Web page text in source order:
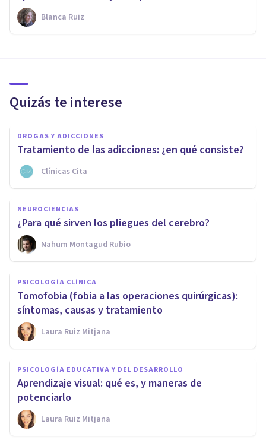
Blanca Ruiz
Quizás te interese
DROGAS Y ADICCIONES
Tratamiento de las adicciones: ¿en qué consiste?
Clínicas Cita
NEUROCIENCIAS
¿Para qué sirven los pliegues del cerebro?
Nahum Montagud Rubio
PSICOLOGÍA CLÍNICA
Tomofobia (fobia a las operaciones quirúrgicas):
síntomas, causas y tratamiento
Laura Ruiz Mitjana
PSICOLOGÍA EDUCATIVA Y DEL DESARROLLO
Aprendizaje visual: qué es, y maneras de
potenciarlo
Laura Ruiz Mitjana